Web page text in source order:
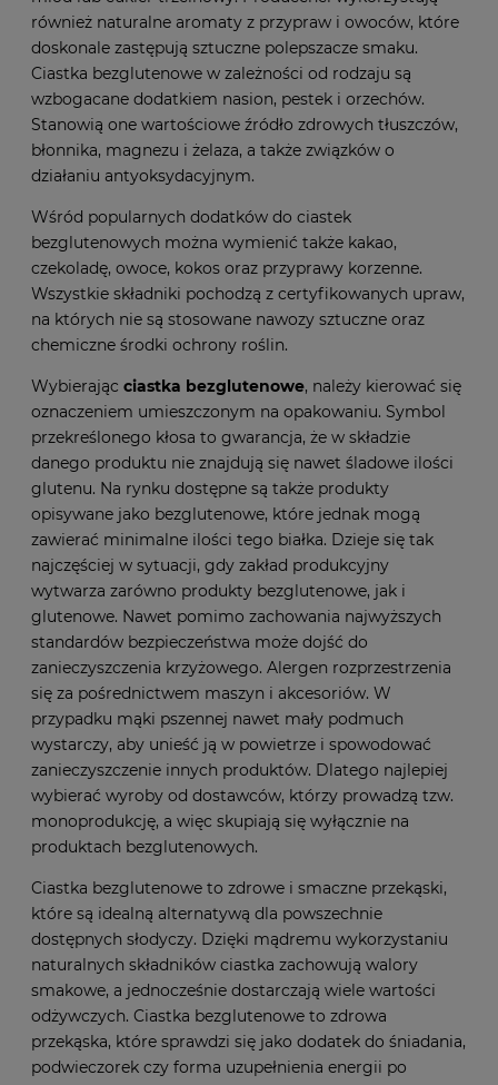
również naturalne aromaty z przypraw i owoców, które
doskonale zastępują sztuczne polepszacze smaku.
Ciastka bezglutenowe w zależności od rodzaju są
wzbogacane dodatkiem nasion, pestek i orzechów.
Stanowią one wartościowe źródło zdrowych tłuszczów,
błonnika, magnezu i żelaza, a także związków o
działaniu antyoksydacyjnym.
Wśród popularnych dodatków do ciastek
bezglutenowych można wymienić także kakao,
czekoladę, owoce, kokos oraz przyprawy korzenne.
Wszystkie składniki pochodzą z certyfikowanych upraw,
na których nie są stosowane nawozy sztuczne oraz
chemiczne środki ochrony roślin.
Wybierając ciastka bezglutenowe, należy kierować się
oznaczeniem umieszczonym na opakowaniu. Symbol
przekreślonego kłosa to gwarancja, że w składzie
danego produktu nie znajdują się nawet śladowe ilości
glutenu. Na rynku dostępne są także produkty
opisywane jako bezglutenowe, które jednak mogą
zawierać minimalne ilości tego białka. Dzieje się tak
najczęściej w sytuacji, gdy zakład produkcyjny
wytwarza zarówno produkty bezglutenowe, jak i
glutenowe. Nawet pomimo zachowania najwyższych
standardów bezpieczeństwa może dojść do
zanieczyszczenia krzyżowego. Alergen rozprzestrzenia
się za pośrednictwem maszyn i akcesoriów. W
przypadku mąki pszennej nawet mały podmuch
wystarczy, aby unieść ją w powietrze i spowodować
zanieczyszczenie innych produktów. Dlatego najlepiej
wybierać wyroby od dostawców, którzy prowadzą tzw.
monoprodukcję, a więc skupiają się wyłącznie na
produktach bezglutenowych.
Ciastka bezglutenowe to zdrowe i smaczne przekąski,
które są idealną alternatywą dla powszechnie
dostępnych słodyczy. Dzięki mądremu wykorzystaniu
naturalnych składników ciastka zachowują walory
smakowe, a jednocześnie dostarczają wiele wartości
odżywczych. Ciastka bezglutenowe to zdrowa
przekąska, które sprawdzi się jako dodatek do śniadania,
podwieczorek czy forma uzupełnienia energii po